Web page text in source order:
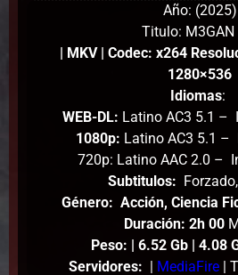
Año: (2025)
Titulo: M3GAN
| MKV | Codec: x264
1280×536
Idiomas:
WEB-DL: Latino AC3 5.1 –
1080p: Latino AC3 5.1 –
720p: Latino AAC 2.0 –
Subtitulos:
Género: Acción, Ciencia
Duración: 2h 00
Peso: | 6.52 Gb | 4.08
Servidores: | MediaFire |